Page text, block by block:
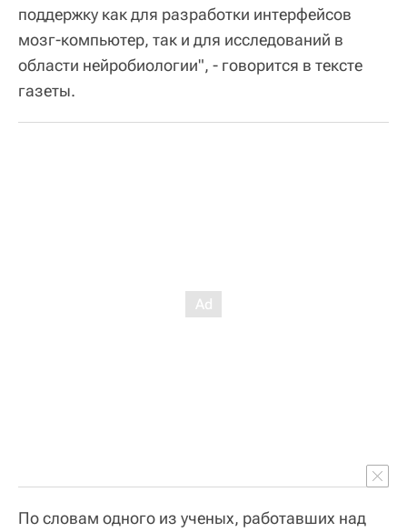
поддержку как для разработки интерфейсов
мозг-компьютер, так и для исследований в
области нейробиологии", - говорится в тексте
газеты.
По словам одного из ученых, работавших над